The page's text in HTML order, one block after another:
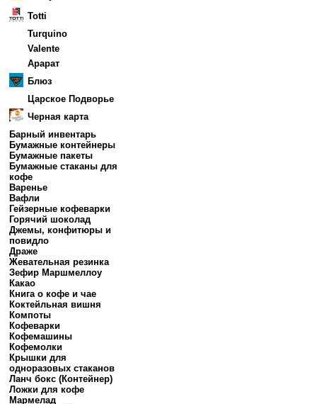
Totti
Turquino
Valente
Арарат
Блюз
Царское Подворье
Черная карта
Барный инвентарь
Бумажные контейнеры
Бумажные пакеты
Бумажные стаканы для
кофе
Варенье
Вафли
Гейзерные кофеварки
Горячий шоколад
Джемы, конфитюры и
повидло
Драже
Жевательная резинка
Зефир Маршмеллоу
Какао
Книга о кофе и чае
Коктейльная вишня
Компоты
Кофеварки
Кофемашины
Кофемолки
Крышки для
одноразовых стаканов
Ланч бокс (Контейнер)
Ложки для кофе
Мармелад